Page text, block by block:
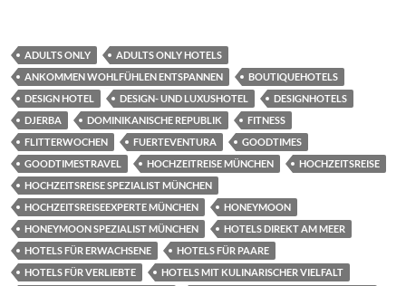
ADULTS ONLY
ADULTS ONLY HOTELS
ANKOMMEN WOHLFÜHLEN ENTSPANNEN
BOUTIQUEHOTELS
DESIGN HOTEL
DESIGN- UND LUXUSHOTEL
DESIGNHOTELS
DJERBA
DOMINIKANISCHE REPUBLIK
FITNESS
FLITTERWOCHEN
FUERTEVENTURA
GOODTIMES
GOODTIMESTRAVEL
HOCHZEITREISE MÜNCHEN
HOCHZEITSREISE
HOCHZEITSREISE SPEZIALIST MÜNCHEN
HOCHZEITSREISEEXPERTE MÜNCHEN
HONEYMOON
HONEYMOON SPEZIALIST MÜNCHEN
HOTELS DIREKT AM MEER
HOTELS FÜR ERWACHSENE
HOTELS FÜR PAARE
HOTELS FÜR VERLIEBTE
HOTELS MIT KULINARISCHER VIELFALT